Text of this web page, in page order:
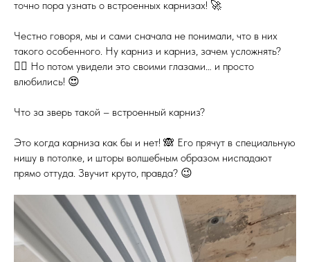
точно пора узнать о встроенных карнизах! 🚀
Честно говоря, мы и сами сначала не понимали, что в них
такого особенного. Ну карниз и карниз, зачем усложнять?
🤷‍♀️ Но потом увидели это своими глазами… и просто
влюбились! 😍
Что за зверь такой – встроенный карниз?
Это когда карниза как бы и нет! 🙈 Его прячут в специальную
нишу в потолке, и шторы волшебным образом ниспадают
прямо оттуда. Звучит круто, правда? 😉